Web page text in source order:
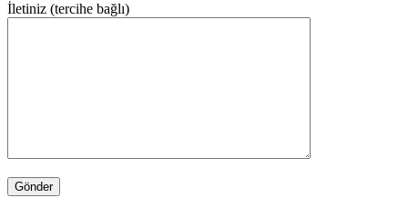
İletiniz (tercihe bağlı)